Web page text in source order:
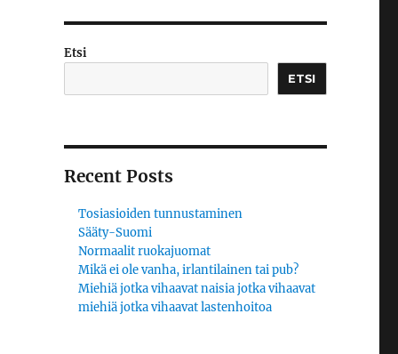
Etsi
ETSI
Recent Posts
Tosiasioiden tunnustaminen
Sääty-Suomi
Normaalit ruokajuomat
Mikä ei ole vanha, irlantilainen tai pub?
Miehiä jotka vihaavat naisia jotka vihaavat
miehiä jotka vihaavat lastenhoitoa